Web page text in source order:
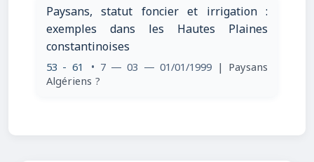
Paysans, statut foncier et irrigation :
exemples dans les Hautes Plaines
constantinoises
53 - 61 • 7 — 03 — 01/01/1999 | Paysans
Algériens ?